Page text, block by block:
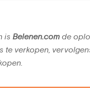
is Belenen.com de
verkopen,